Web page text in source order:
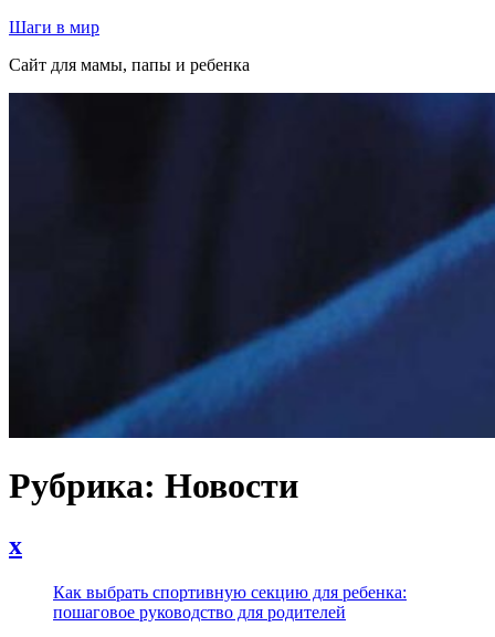
Перейти
содержимому
Шаги в мир
Сайт для мамы, папы и ребенка
Рубрика: Новости
x
Как выбрать спортивную секцию для ребенка:
пошаговое руководство для родителей